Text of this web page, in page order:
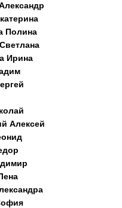
Полина
Ирина
Алексей